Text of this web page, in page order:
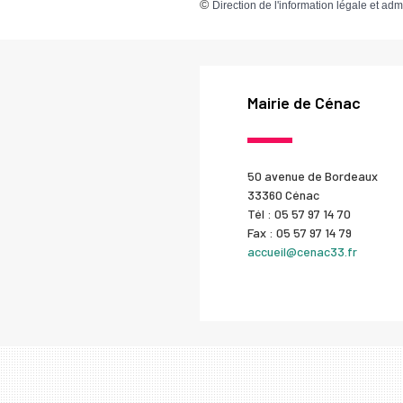
© Direction de l'information légale et
Mairie de Cénac
50 avenue de Bordeaux
33360 Cénac
Tél : 05 57 97 14 70
Fax : 05 57 97 14 79
accueil@cenac33.fr